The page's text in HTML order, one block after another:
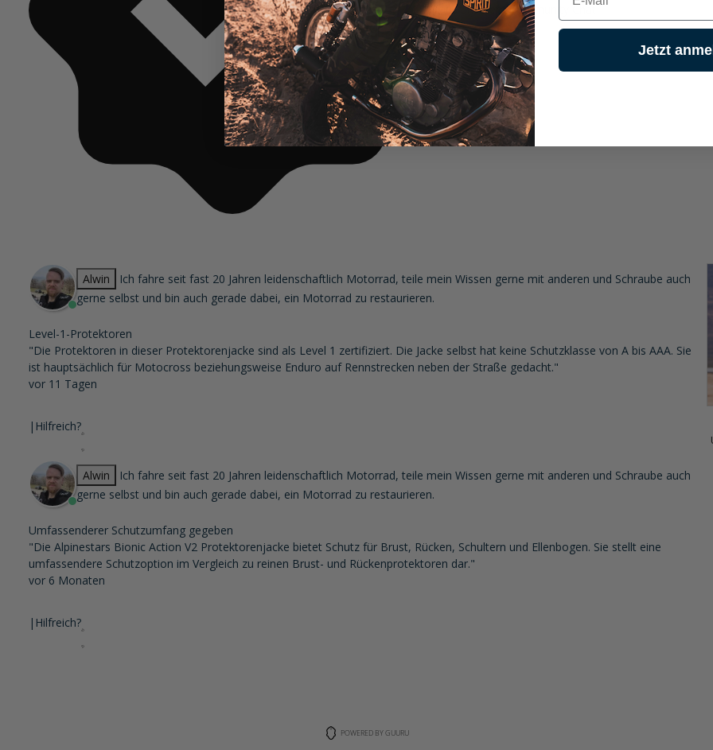
aus unserem Community Chat
Alwin
Ich fahre seit fast 20 Jahren leidenschaftlich Motorrad, teile mein Wissen gerne mit anderen und Schraube auch
gerne selbst und bin auch gerade dabei, ein Motorrad zu restaurieren.
Level-1-Protektoren
"Die Protektoren in dieser Protektorenjacke sind als Level 1 zertifiziert. Die Jacke selbst hat keine Schutzklasse von A bis AAA. Sie
ist hauptsächlich für Motocross beziehungsweise Enduro auf Rennstrecken neben der Straße gedacht."
vor 11 Tagen
| Hilfreich?
Alwin
Ich fahre seit fast 20 Jahren leidenschaftlich Motorrad, teile mein Wissen gerne mit anderen und Schraube auch
gerne selbst und bin auch gerade dabei, ein Motorrad zu restaurieren.
Umfassenderer Schutzumfang gegeben
"Die Alpinestars Bionic Action V2 Protektorenjacke bietet Schutz für Brust, Rücken, Schultern und Ellenbogen. Sie stellt eine
umfassendere Schutzoption im Vergleich zu reinen Brust- und Rückenprotektoren dar."
vor 6 Monaten
| Hilfreich?
POWERED BY GUURU
Jetzt